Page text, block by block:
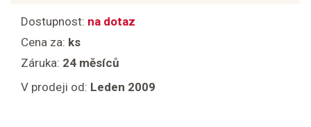
Dostupnost: na dotaz
Cena za: ks
Záruka: 24 měsíců
V prodeji od: Leden 2009